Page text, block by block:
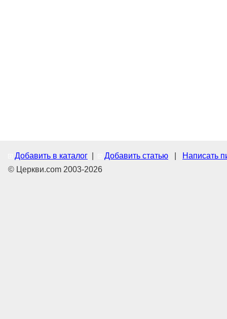
Добавить в каталог Добавить статью
Написать
© Церкви.com 2003-2026